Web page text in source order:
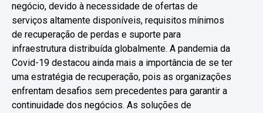
negócio, devido à necessidade de ofertas de
serviços altamente disponíveis, requisitos mínimos
de recuperação de perdas e suporte para
infraestrutura distribuída globalmente. A pandemia da
Covid-19 destacou ainda mais a importância de se ter
uma estratégia de recuperação, pois as organizações
enfrentam desafios sem precedentes para garantir a
continuidade dos negócios. As soluções de